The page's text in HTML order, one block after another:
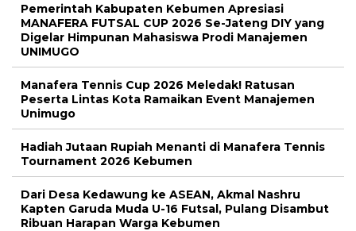
Pemerintah Kabupaten Kebumen Apresiasi
MANAFERA FUTSAL CUP 2026 Se-Jateng DIY yang
Digelar Himpunan Mahasiswa Prodi Manajemen
UNIMUGO
Manafera Tennis Cup 2026 Meledak! Ratusan
Peserta Lintas Kota Ramaikan Event Manajemen
Unimugo
Hadiah Jutaan Rupiah Menanti di Manafera Tennis
Tournament 2026 Kebumen
Dari Desa Kedawung ke ASEAN, Akmal Nashru
Kapten Garuda Muda U-16 Futsal, Pulang Disambut
Ribuan Harapan Warga Kebumen